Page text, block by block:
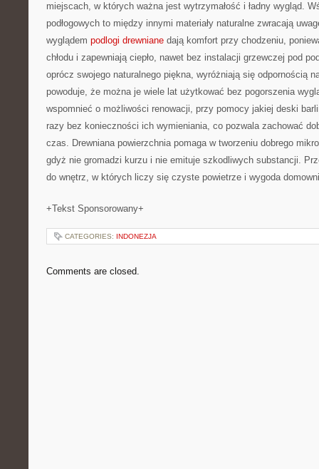
miejscach, w których ważna jest wytrzymałość i ładny wygląd.
podłogowych to między innymi materiały naturalne zwracają
wyglądem podlogi drewniane dają komfort przy chodzeniu,
chłodu i zapewniają ciepło, nawet bez instalacji grzewczej pod
oprócz swojego naturalnego piękna, wyróżniają się odpornością
powoduje, że można je wiele lat użytkować bez pogorszenia
wspomnieć o możliwości renowacji, przy pomocy jakiej deski
razy bez konieczności ich wymieniania, co pozwala zachować
czas. Drewniana powierzchnia pomaga w tworzeniu dobrego
gdyż nie gromadzi kurzu i nie emituje szkodliwych substancji.
do wnętrz, w których liczy się czyste powietrze i wygoda
+Tekst Sponsorowany+
CATEGORIES: INDONEZJA
Comments are closed.